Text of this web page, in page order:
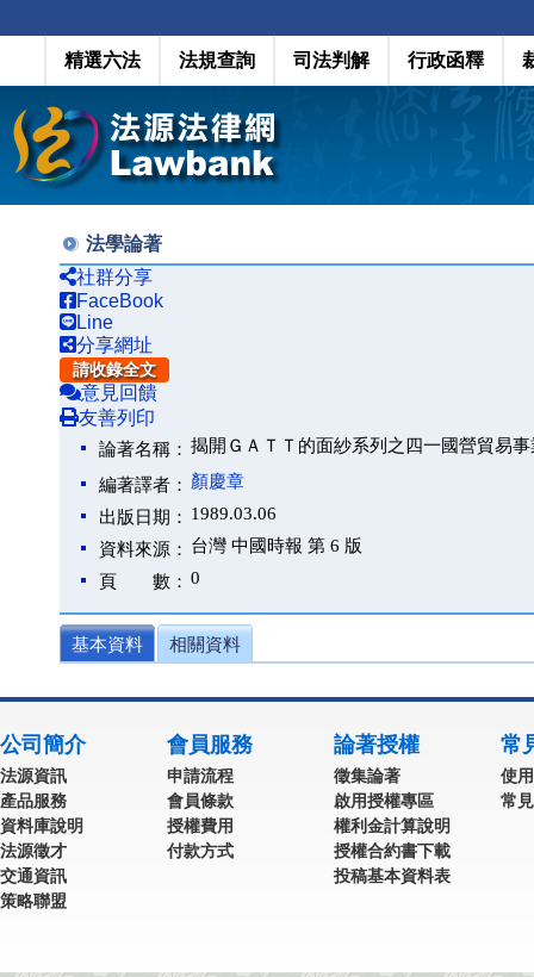
精選六法 法規查詢 司法判解 行政函釋
法學論著
社群分享
FaceBook
Line
分享網址
請收錄全文
意見回饋
友善列印
論著名稱： 揭開ＧＡＴＴ的面紗系列之四一國營貿易事
編著譯者： 顏慶章
出版日期： 1989.03.06
資料來源： 台灣 中國時報 第 6 版
頁 數： 0
基本資料 相關資料
公司簡介
法源資訊
產品服務
資料庫說明
法源徵才
交通資訊
策略聯盟
會員服務
申請流程
會員條款
授權費用
付款方式
論著授權
徵集論著
啟用授權專區
權利金計算說明
授權合約書下載
投稿基本資料表
常
使
常